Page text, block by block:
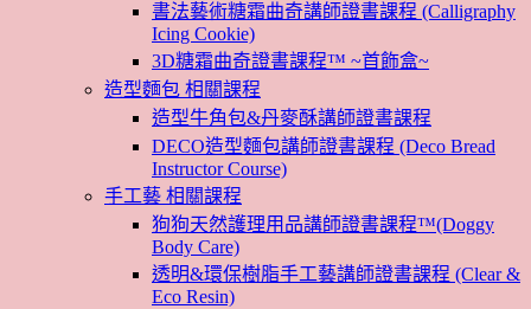
書法藝術糖霜曲奇講師證書課程 (Calligraphy
Icing Cookie)
3D糖霜曲奇證書課程™ ~首飾盒~
造型麵包 相關課程
造型牛角包&丹麥酥講師證書課程
DECO造型麵包講師證書課程 (Deco Bread
Instructor Course)
手工藝 相關課程
狗狗天然護理用品講師證書課程™(Doggy
Body Care)
透明&環保樹脂手工藝講師證書課程 (Clear &
Eco Resin)